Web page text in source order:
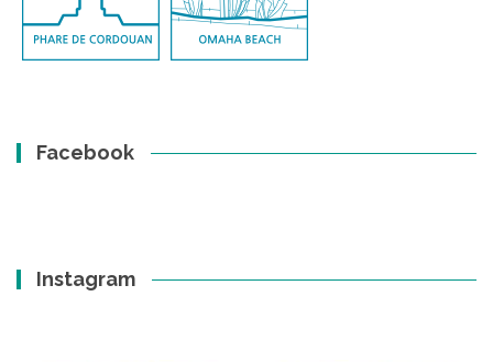
Facebook
Instagram